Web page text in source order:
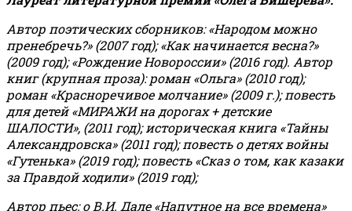
Автор поэтических сборников: «Народом можно
пренебречь?» (2007 год); «Как начинается весна?»
(2009 год); «Рождение Новороссии» (2016 год). Автор
книг (крупная проза): роман «Ольга» (2010 год);
роман «Красноречивое молчание» (2009 г.); повесть
для детей «МИРАЖИ на дорогах + детские
ШАЛОСТИ», (2011 год); историческая книга «Тайны
Александровска» (2011 год); повесть о детях войны
«Гутенька» (2019 год); повесть «Сказ о том, как казаки
за Правдой ходили» (2019 год);
Автор пьес: о В.И. Дале «Напутное на все времена»